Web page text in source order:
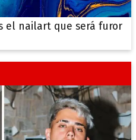
el nailart que será furor